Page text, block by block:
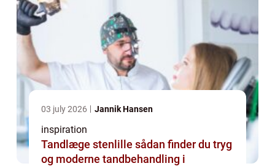
03 july 2026 Jannik Hansen
inspiration
Tandlæge stenlille sådan finder du tryg
og moderne tandbehandling i